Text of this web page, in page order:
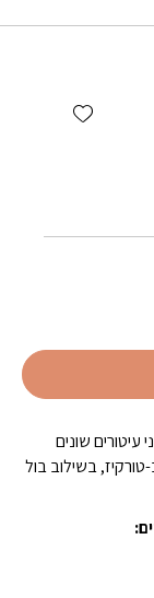
wishlist
שונים
בשילוב בול